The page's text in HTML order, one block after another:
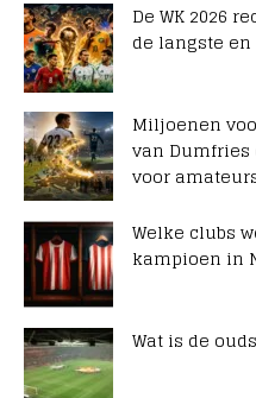
De WK 2026
de langste
Miljoenen
van
voor
Welke clubs
kampioen in
Wat is de